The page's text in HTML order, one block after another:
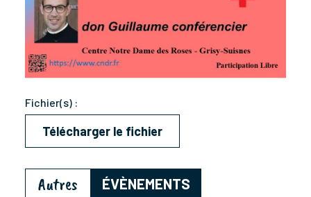
Fichier(s) :
Télécharger le fichier
Autres ÉVÈNEMENTS